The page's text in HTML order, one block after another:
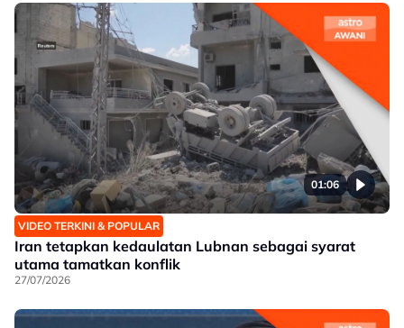
01:06
VIDEO TERKINI & POPULAR
Iran tetapkan kedaulatan Lubnan sebagai syarat
utama tamatkan konflik
27/07/2026